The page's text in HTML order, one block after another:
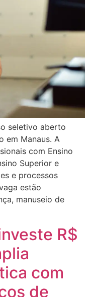
seletivo aberto
em Manaus. A
com Ensino
Superior e
e processos
estão
manuseio de
R$
com
de